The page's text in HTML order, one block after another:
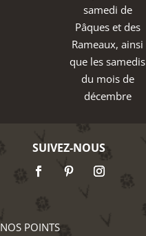
samedi de
Pâques et des
Rameaux, ainsi
que les samedis
du mois de
décembre
SUIVEZ-NOUS
NOS POINTS